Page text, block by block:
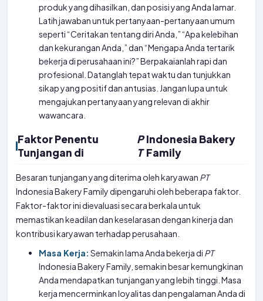
produk yang dihasilkan, dan posisi yang Anda lamar.
Latih jawaban untuk pertanyaan-pertanyaan umum
seperti “Ceritakan tentang diri Anda,” “Apa kelebihan
dan kekurangan Anda,” dan “Mengapa Anda tertarik
bekerja di perusahaan ini?” Berpakaianlah rapi dan
profesional. Datanglah tepat waktu dan tunjukkan
sikap yang positif dan antusias. Jangan lupa untuk
mengajukan pertanyaan yang relevan di akhir
wawancara.
Faktor Penentu
Tunjangan di
P
T
Indonesia Bakery
Family
Besaran tunjangan yang diterima oleh karyawan PT
Indonesia Bakery Family dipengaruhi oleh beberapa faktor.
Faktor-faktor ini dievaluasi secara berkala untuk
memastikan keadilan dan keselarasan dengan kinerja dan
kontribusi karyawan terhadap perusahaan.
Masa Kerja: Semakin lama Anda bekerja di PT
Indonesia Bakery Family, semakin besar kemungkinan
Anda mendapatkan tunjangan yang lebih tinggi. Masa
kerja mencerminkan loyalitas dan pengalaman Anda di